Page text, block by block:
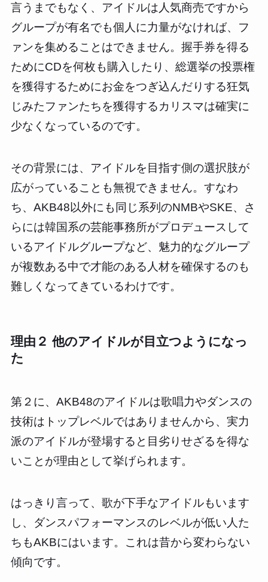
言うまでもなく、アイドルは人気商売ですから
グループが有名でも個人に力量がなければ、フ
ァンを集めることはできません。握手券を得る
ためにCDを何枚も購入したり、総選挙の投票権
を獲得するためにお金をつぎ込んだりする狂気
じみたファンたちを獲得するカリスマは確実に
少なくなっているのです。
その背景には、アイドルを目指す側の選択肢が
広がっていることも無視できません。すなわ
ち、AKB48以外にも同じ系列のNMBやSKE、さ
らには韓国系の芸能事務所がプロデュースして
いるアイドルグループなど、魅力的なグループ
が複数ある中で才能のある人材を確保するのも
難しくなってきているわけです。
理由２ 他のアイドルが目立つようになっ
た
第２に、AKB48のアイドルは歌唱力やダンスの
技術はトップレベルではありませんから、実力
派のアイドルが登場すると目劣りせざるを得な
いことが理由として挙げられます。
はっきり言って、歌が下手なアイドルもいます
し、ダンスパフォーマンスのレベルが低い人た
ちもAKBにはいます。これは昔から変わらない
傾向です。